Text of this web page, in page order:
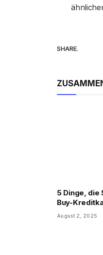
SHARE.
5 Dinge, die
Buy-
August 2, 2025